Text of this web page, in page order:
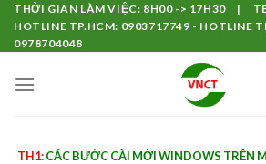
Skip
content
THỜI GIAN LÀM VIỆC: 8H00 -> 17H30 |
HOTLINE TP.HCM: 0903717749 - HOTLINE
0978704048
TH1:CÁC BƯỚC CÀI MỚI WINDOWS TRÊN